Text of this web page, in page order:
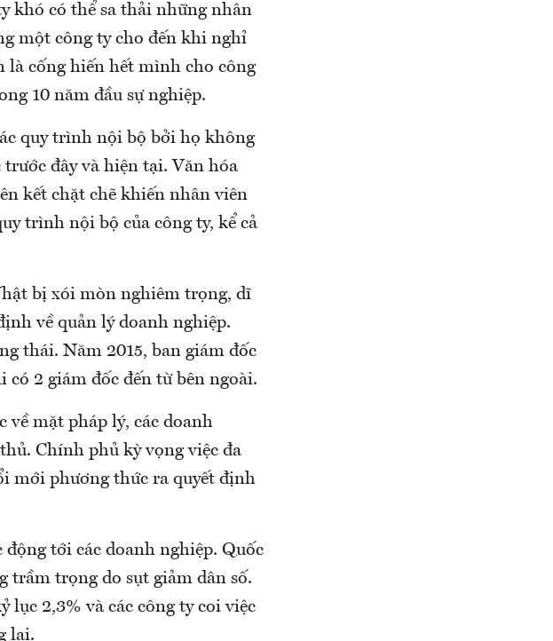
khó có thể sa thải những nhân
một công ty cho đến khi nghỉ
là cống hiến hết mình cho công
10 năm đầu sự nghiệp.
quy trình nội bộ bởi họ không
đây và hiện tại. Văn hóa
kết chặt chẽ khiến nhân viên
trình nội bộ của công ty, kể cả
bị xói mòn nghiêm trọng, dĩ
về quản lý doanh nghiệp.
thái. Năm 2015, ban giám đốc
có 2 giám đốc đến từ bên ngoài.
về mặt pháp lý, các doanh
Chính phủ kỳ vọng việc đa
mới phương thức ra quyết định
tới các doanh nghiệp. Quốc
trầm trọng do sụt giảm dân số.
lục 2,3% và các công ty coi việc
lai.